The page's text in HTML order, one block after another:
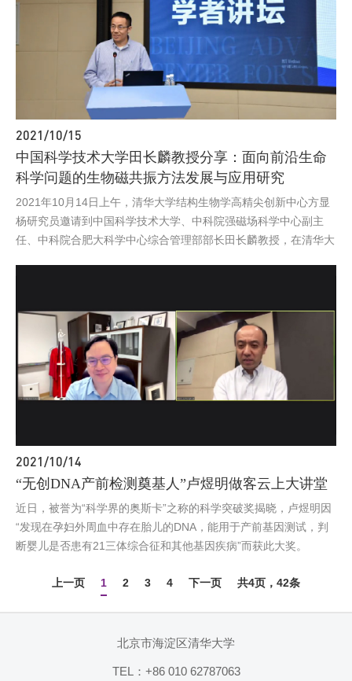
2021/10/15
中国科学技术大学田长麟教授分享：面向前沿生命
科学问题的生物磁共振方法发展与应用研究
2021年10月14日上午，清华大学结构生物学高精尖创新中心方显
杨研究员邀请到中国科学技术大学、中科院强磁场科学中心副主
任、中科院合肥大科学中心综合管理部部长田长麟教授，在清华大
2021/10/14
“无创DNA产前检测奠基人”卢煜明做客云上大讲堂
近日，被誉为“科学界的奥斯卡”之称的科学突破奖揭晓，卢煜明因
“发现在孕妇外周血中存在胎儿的DNA，能用于产前基因测试，判
断婴儿是否患有21三体综合征和其他基因疾病”而获此大奖。
上一页 1 2 3 4 下一页 共4页，42条
北京市海淀区清华大学
TEL：+86 010 62787063